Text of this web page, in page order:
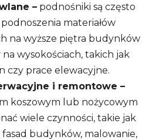
– podnośniki są często
materiałów
na wyższe piętra budynków
na wysokościach, takich jak
czy prace elewacyjne.
i remontowe –
koszowym lub nożycowym
wiele czynności, takie jak
fasad budynków, malowanie,